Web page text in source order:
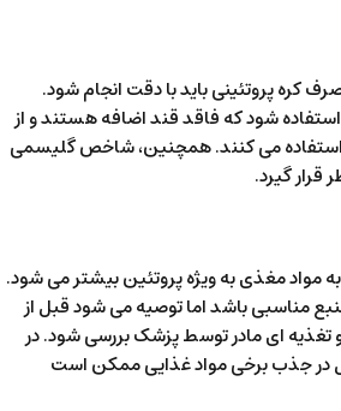
کره پروتئینی باید با دقت انجام شود.
شود که فاقد قند اضافه هستند و از
می کنند. همچنین، شاخص گلیسمی
قرار گیرد.
مواد مغذی به ویژه پروتئین بیشتر می شود.
مناسبی باشد اما توصیه می شود قبل از
ای مادر توسط پزشک بررسی شود. در
در جذب برخی مواد غذایی ممکن است